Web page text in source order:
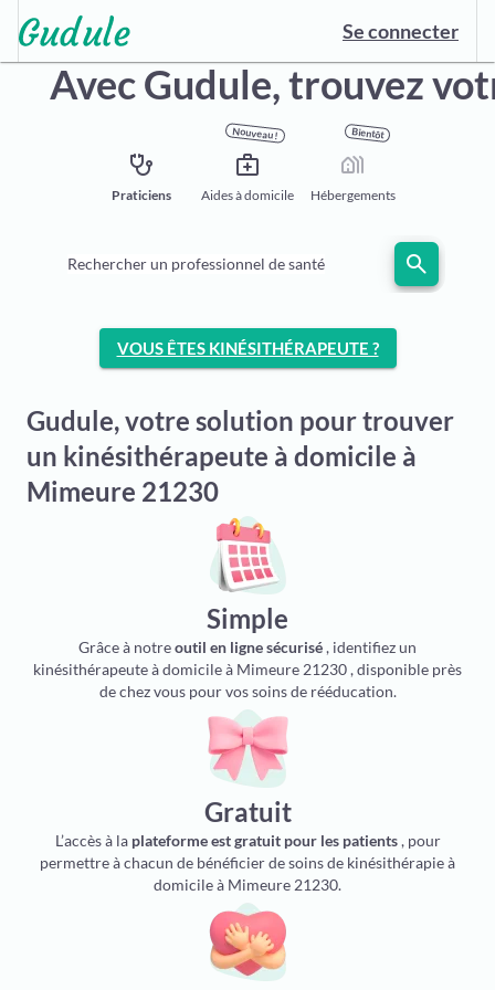
Se connecter
Avec Gudule,trouvez
stethoscope
Praticiens
Nouveau !
medical_services
Aides à domicile
Bientôt
holiday_village
Hébergements
Rechercher un professionnel de santé search
VOUS ÊTES KINÉSITHÉRAPEUTE ?
Gudule, votre solution pour trouver
un kinésithérapeute à domicile à
Mimeure 21230
Simple
Grâce à notreoutil en ligne sécurisé, identifiez un
kinésithérapeute à domicile à Mimeure 21230 , disponible près
de chez vous pour vos soins de rééducation.
Gratuit
L’accès à la plateforme est gratuit pour les patients, pour
permettre à chacun de bénéficier de soins de kinésithérapie à
domicile à Mimeure 21230.